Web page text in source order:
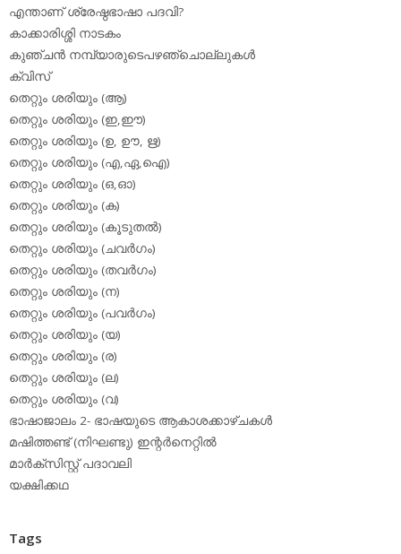
എന്താണ് ശ്രേഷ്ഠഭാഷാ പദവി?
കാക്കാരിശ്ശി നാടകം
കുഞ്ചന്‍ നമ്പ്യാരുടെപഴഞ്ചൊല്ലുകള്‍
ക്വിസ്
തെറ്റും ശരിയും (ആ)
തെറ്റും ശരിയും (ഇ,ഈ)
തെറ്റും ശരിയും (ഉ, ഊ, ഋ)
തെറ്റും ശരിയും (എ,ഏ,ഐ)
തെറ്റും ശരിയും (ഒ,ഓ)
തെറ്റും ശരിയും (ക)
തെറ്റും ശരിയും (കൂടുതല്‍)
തെറ്റും ശരിയും (ചവര്‍ഗം)
തെറ്റും ശരിയും (തവര്‍ഗം)
തെറ്റും ശരിയും (ന)
തെറ്റും ശരിയും (പവര്‍ഗം)
തെറ്റും ശരിയും (യ)
തെറ്റും ശരിയും (ര)
തെറ്റും ശരിയും (ല)
തെറ്റും ശരിയും (വ)
ഭാഷാജാലം 2- ഭാഷയുടെ ആകാശക്കാഴ്ചകള്‍
മഷിത്തണ്ട് (നിഘണ്ടു) ഇന്റര്‍നെറ്റില്‍
മാര്‍ക്‌സിസ്റ്റ് പദാവലി
യക്ഷിക്കഥ
Tags